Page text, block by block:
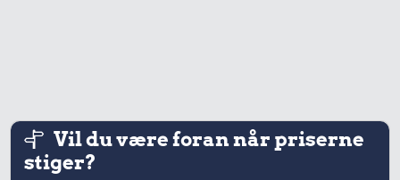
Vil du være foran når priserne
stiger?